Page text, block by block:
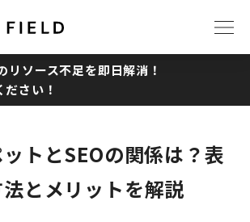
WORKS
RECRUIT
リソース不足を即日解消！
さい！
トとSEOの関係は？表
とメリットを解説